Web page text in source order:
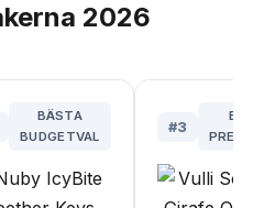
2026
BÄSTA
BUDGETVAL
#3